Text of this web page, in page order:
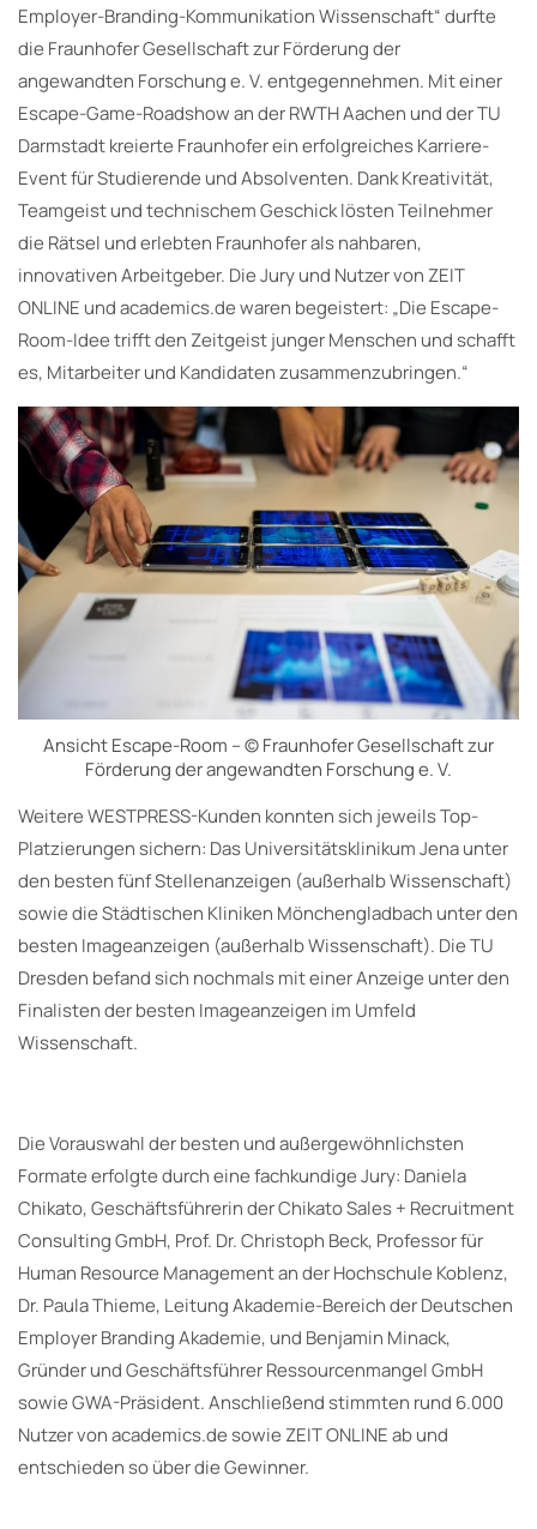
Employer-Branding-Kommunikation Wissenschaft“ durfte
die Fraunhofer Gesellschaft zur Förderung der
angewandten Forschung e. V. entgegennehmen. Mit einer
Escape-Game-Roadshow an der RWTH Aachen und der TU
Darmstadt kreierte Fraunhofer ein erfolgreiches Karriere-
Event für Studierende und Absolventen. Dank Kreativität,
Teamgeist und technischem Geschick lösten Teilnehmer
die Rätsel und erlebten Fraunhofer als nahbaren,
innovativen Arbeitgeber. Die Jury und Nutzer von ZEIT
ONLINE und academics.de waren begeistert: „Die Escape-
Room-Idee trifft den Zeitgeist junger Menschen und schafft
es, Mitarbeiter und Kandidaten zusammenzubringen.“
Ansicht Escape-Room – © Fraunhofer Gesellschaft zur
Förderung der angewandten Forschung e. V.
Weitere WESTPRESS-Kunden konnten sich jeweils Top-
Platzierungen sichern: Das Universitätsklinikum Jena unter
den besten fünf Stellenanzeigen (außerhalb Wissenschaft)
sowie die Städtischen Kliniken Mönchengladbach unter den
besten Imageanzeigen (außerhalb Wissenschaft). Die TU
Dresden befand sich nochmals mit einer Anzeige unter den
Finalisten der besten Imageanzeigen im Umfeld
Wissenschaft.
Die Vorauswahl der besten und außergewöhnlichsten
Formate erfolgte durch eine fachkundige Jury: Daniela
Chikato, Geschäftsführerin der Chikato Sales + Recruitment
Consulting GmbH, Prof. Dr. Christoph Beck, Professor für
Human Resource Management an der Hochschule Koblenz,
Dr. Paula Thieme, Leitung Akademie-Bereich der Deutschen
Employer Branding Akademie, und Benjamin Minack,
Gründer und Geschäftsführer Ressourcenmangel GmbH
sowie GWA-Präsident. Anschließend stimmten rund 6.000
Nutzer von academics.de sowie ZEIT ONLINE ab und
entschieden so über die Gewinner.